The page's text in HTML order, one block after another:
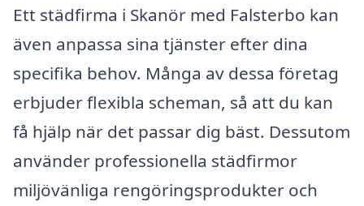
Ett städfirma i Skanör med Falsterbo kan
även anpassa sina tjänster efter dina
specifika behov. Många av dessa företag
erbjuder flexibla scheman, så att du kan
få hjälp när det passar dig bäst. Dessutom
använder professionella städfirmor
miljövänliga rengöringsprodukter och